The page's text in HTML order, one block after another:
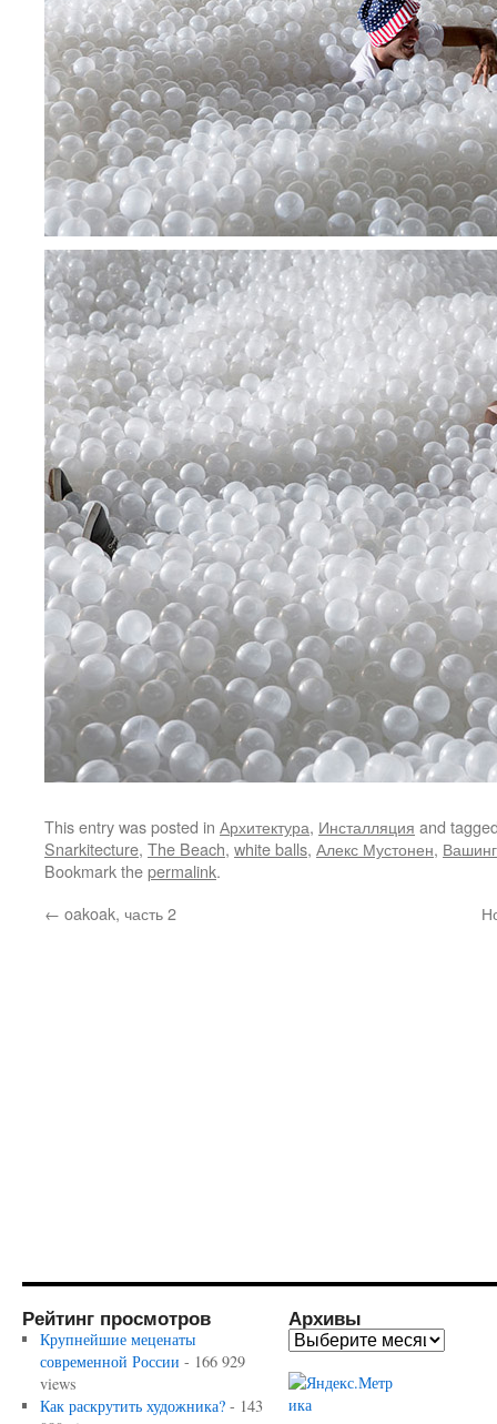
This entry was posted in Архитектура, Инсталляция and
Snarkitecture, The Beach, white balls, Алекс Мустонен,
Bookmark thepermalink.
← oakoak, часть 2
Рейтинг просмотров
Крупнейшие меценаты
современной России - 166 929
views
Как раскрутить художника?- 143
Архивы